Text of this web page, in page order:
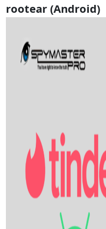
rootear (Android)